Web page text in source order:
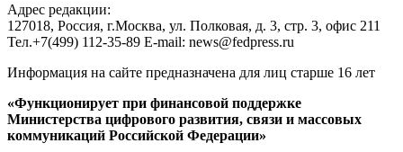
Адрес редакции:
127018, Россия, г.Москва, ул. Полковая, д. 3, стр. 3, офис 211
Тел.+7(499) 112-35-89 E-mail: news@fedpress.ru
Информация на сайте предназначена для лиц старше 16 лет
«Функционирует при финансовой поддержке
Министерства цифрового развития, связи и массовых
коммуникаций Российской Федерации»